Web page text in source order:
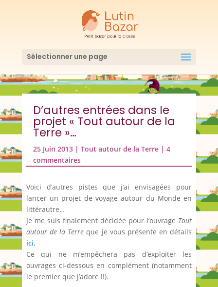
Sélectionner une page
D’autres entrées dans le
projet « Tout autour de la
Terre »…
25 Juin 2013| Tout autour de la Terre| 4
commentaires
Voici d’autres pistes que j’ai envisagées pour
lancer un projet de voyage autour du Monde en
littérautre…
Je me suis finalement décidée pour l’ouvrage Tout
autour de la Terre que je vous présente en détails
ici.
Ce qui ne m’empêchera pas d’exploiter les
ouvrages ci-dessous en complément (notamment
le premier que j’adore !!).